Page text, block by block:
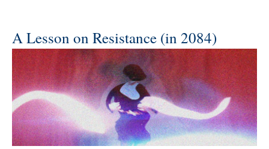
A Lesson on Resistance (in 2084)